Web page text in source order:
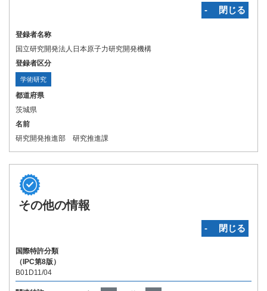
‐ 閉じる
登録者名称
国立研究開発法人日本原子力研究開発機構
登録者区分
学術研究
都道府県
茨城県
名前
研究開発推進部 研究推進課
その他の情報
‐ 閉じる
国際特許分類
（IPC第8版）
B01D11/04